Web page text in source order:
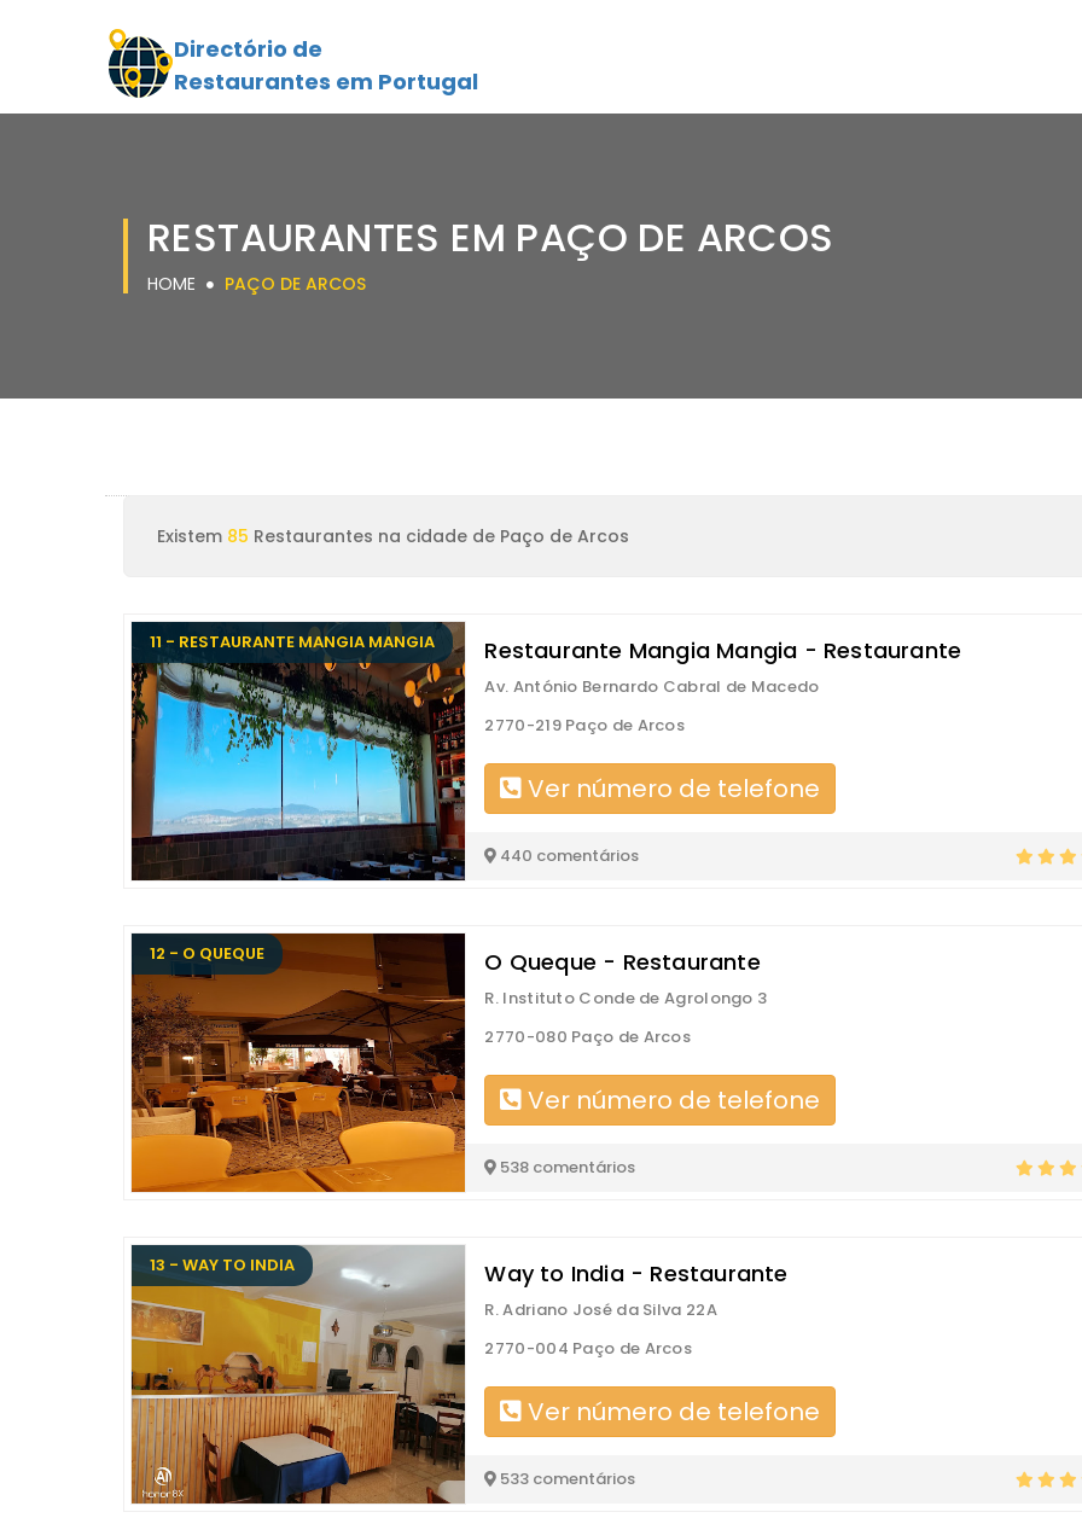
Directório de
Restaurantes em Portugal
RESTAURANTES EM PAÇO DE ARCOS
HOME PAÇO DE ARCOS
Existem 85 Restaurantes na cidade de Paço de Arcos
11 - RESTAURANTE MANGIA MANGIA Restaurante Mangia Mangia - Restaurante
Av. António Bernardo Cabral de Macedo
2770-219 Paço de Arcos
Ver número de telefone
440 comentários
12 - O QUEQUE O Queque - Restaurante
R. Instituto Conde de Agrolongo 3
2770-080 Paço de Arcos
Ver número de telefone
538 comentários
13 - WAY TO INDIA Way to India - Restaurante
R. Adriano José da Silva 22A
2770-004 Paço de Arcos
Ver número de telefone
533 comentários